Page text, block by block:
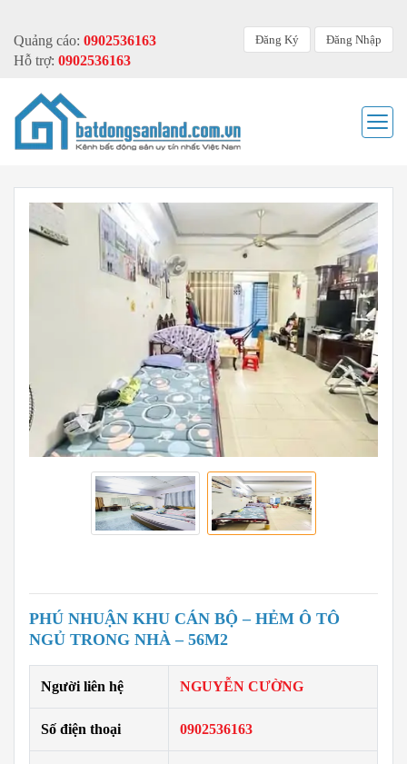
Quảng cáo: 0902536163
Hỗ trợ: 0902536163
Đăng Ký Đăng Nhập
PHÚ NHUẬN KHU CÁN BỘ – HẺM Ô TÔ
NGỦ TRONG NHÀ – 56M2
Người liên hệ NGUYỄN CƯỜNG
Số điện thoại 0902536163